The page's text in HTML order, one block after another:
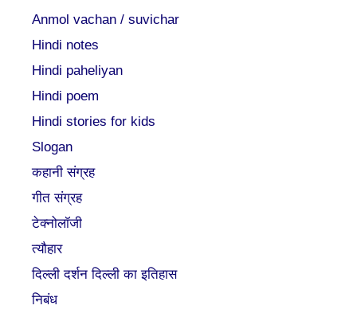
Anmol vachan / suvichar
Hindi notes
Hindi paheliyan
Hindi poem
Hindi stories for kids
Slogan
कहानी संग्रह
गीत संग्रह
टेक्नोलॉजी
त्यौहार
दिल्ली दर्शन दिल्ली का इतिहास
निबंध